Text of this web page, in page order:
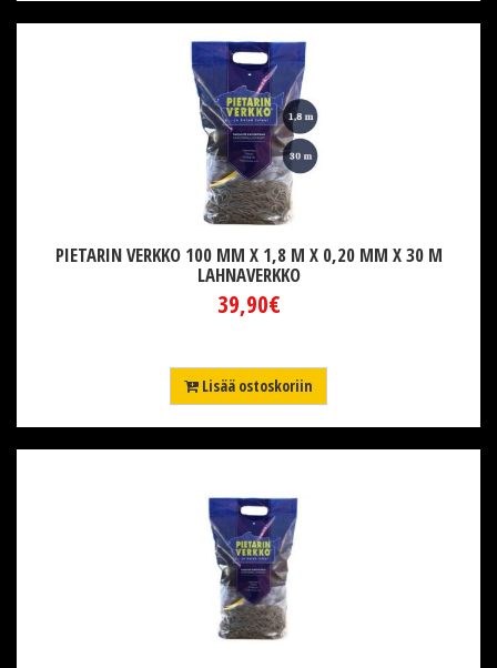
PIETARIN VERKKO 100 MM X 1,8 M X 0,20 MM X 30 M
LAHNAVERKKO
39,90€
Lisää ostoskoriin